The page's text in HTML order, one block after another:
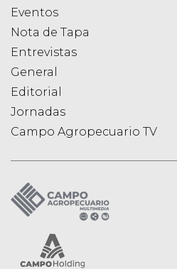
Eventos
Nota de Tapa
Entrevistas
General
Editorial
Jornadas
Campo Agropecuario TV